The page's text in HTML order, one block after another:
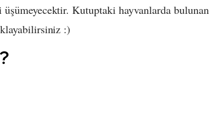
Kutuptaki hayvanlarda bulunan
:)